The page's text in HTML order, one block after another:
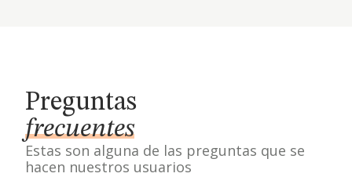
Preguntas
frecuentes
Estas son alguna de las preguntas que se
hacen nuestros usuarios